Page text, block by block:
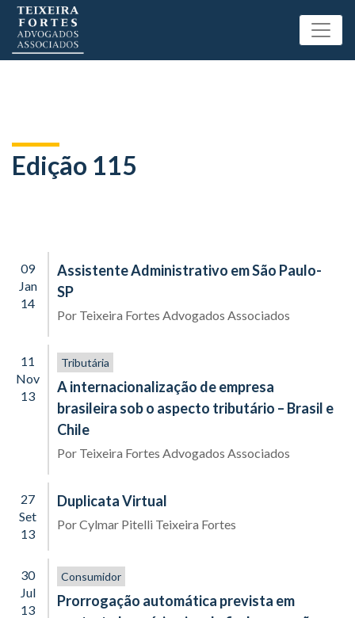
Edição 115
09
Jan
14
Assistente Administrativo em São Paulo-
SP
Por Teixeira Fortes Advogados Associados
11
Nov
13
Tributária
A internacionalização de empresa
brasileira sob o aspecto tributário – Brasil e
Chile
Por Teixeira Fortes Advogados Associados
27
Set
13
Duplicata Virtual
PorCylmar Pitelli Teixeira Fortes
30
Jul
13
Consumidor
Prorrogação automática prevista em